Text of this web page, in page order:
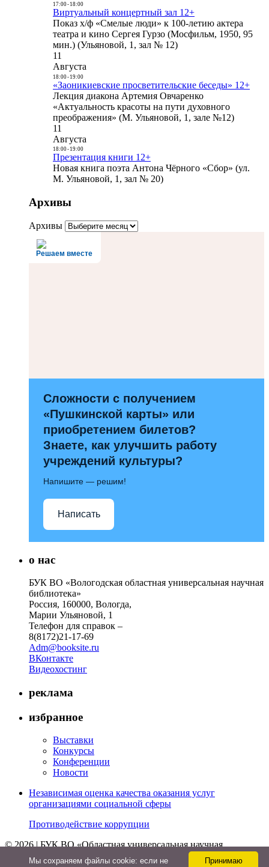
17:00- 18:00
Виртуальный концертный зал 12+
Показ х/ф «Смелые люди» к 100-летию актера
театра и кино Сергея Гурзо (Мосфильм, 1950, 95
мин.) (Ульяновой, 1, зал № 12)
11
Августа
18:00- 19:00
«Заоникиевские просветительские беседы» 12+
Лекция диакона Артемия Овчаренко
«Актуальность красоты на пути духовного
преображения» (М. Ульяновой, 1, зале №12)
11
Августа
18:00- 19:00
Презентация книги 12+
Новая книга поэта Антона Чёрного «Сбор» (ул.
М. Ульяновой, 1, зал № 20)
Архивы
Архивы
Решаем вместе
Сложности с получением
«Пушкинской карты» или
приобретением билетов?
Знаете, как улучшить работу
учреждений культуры?
Напишите — решим!
Написать
о нас
БУК ВО «Вологодская областная универсальная научная
библиотека»
Россия, 160000, Вологда,
Марии Ульяновой, 1
Телефон для справок –
8(8172)21-17-69
Adm@booksite.ru
ВКонтакте
Видеохостинг
реклама
избранное
Выставки
Конкурсы
Конференции
Новости
Независимая оценка качества оказания услуг
организациями социальной сферы
Противодействие коррупции
© 2026 | БУК ВО «Областная универсальная научная
библиотека»
Принимаю
Мы cохраняем файлы cookie: если не